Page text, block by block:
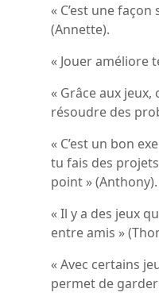
« C’est une
(Annette).
« Jouer améliore
« Grâce aux jeux,
résoudre des
« C’est un bon
tu fais des
point » (Anthony).
« Il y a des jeux
entre amis »
« Avec certains
permet de garder